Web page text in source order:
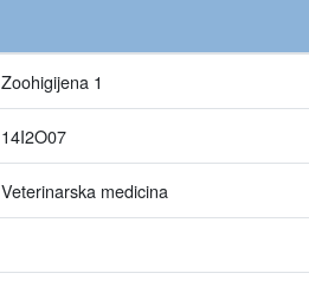
Zoohigijena 1
14I2O07
Veterinarska medicina